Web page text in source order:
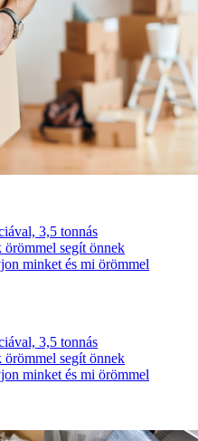
3,5 tonnás
segít önnek
minket és mi örömmel
3,5 tonnás
segít önnek
minket és mi örömmel